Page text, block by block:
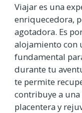
Viajar es una
enriquecedora,
agotadora. Es
alojamiento con
fundamental
durante tu
te permite
contribuye a
placentera y